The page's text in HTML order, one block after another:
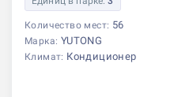
Количество мест: 56
Марка: YUTONG
Климат: Кондиционер